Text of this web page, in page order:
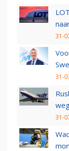
31-
31-
31-